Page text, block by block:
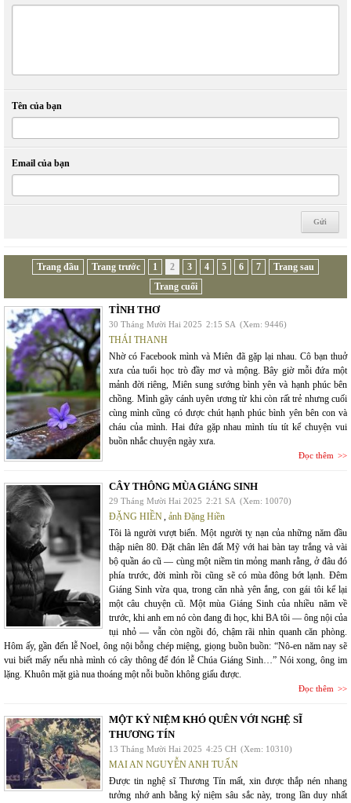
Tên của bạn
Email của bạn
Trang đầu Trang trước 1 2 3 4 5 6 7
Trang sau
Trang cuối
TÌNH THƠ
30 Tháng Mười Hai 2025 2:15 SA (Xem: 9446)
THÁI THANH
Nhờ có Facebook mình và Miên đã gặp lại nhau. Cô bạn thuở
xưa của tuổi học trò đầy mơ và mộng. Bây giờ mỗi đứa một
mảnh đời riêng, Miên sung sướng bình yên và hạnh phúc bên
chồng. Mình gãy cánh uyên ương từ khi còn rất trẻ nhưng cuối
cùng mình cũng có được chút hạnh phúc bình yên bên con và
cháu của mình. Hai đứa gặp nhau mình tíu tít kể chuyện vui
buồn nhắc chuyện ngày xưa.
Đọc thêm
CÂY THÔNG MÙA GIÁNG SINH
29 Tháng Mười Hai 2025 2:21 SA (Xem: 10070)
ĐẶNG HIỀN, ảnh Đặng Hiền
Tôi là người vượt biển. Một người tỵ nạn của những năm đầu
thập niên 80. Đặt chân lên đất Mỹ với hai bàn tay trắng và vài
bộ quần áo cũ — cùng một niềm tin mỏng manh rằng, ở đâu đó
phía trước, đời mình rồi cũng sẽ có mùa đông bớt lạnh. Đêm
Giáng Sinh vừa qua, trong căn nhà yên ắng, con gái tôi kể lại
một câu chuyện cũ. Một mùa Giáng Sinh của nhiều năm về
trước, khi anh em nó còn đang đi học, khi BA tôi — ông nội của
tụi nhỏ — vẫn còn ngồi đó, chậm rãi nhìn quanh căn phòng.
Hôm ấy, gần đến lễ Noel, ông nội bỗng chép miệng, giọng buồn buồn: “Nô-en năm nay sẽ
vui biết mấy nếu nhà mình có cây thông để đón lễ Chúa Giáng Sinh…” Nói xong, ông im
lặng. Khuôn mặt già nua thoáng một nỗi buồn không giấu được.
Đọc thêm
MỘT KỶ NIỆM KHÓ QUÊN VỚI NGHỆ SĨ
THƯƠNG TÍN
13 Tháng Mười Hai 2025 4:25 CH (Xem: 10310)
MAI AN NGUYỄN ANH TUẤN
Được tin nghệ sĩ Thương Tín mất, xin được thắp nén nhang
tưởng nhớ anh bằng kỷ niệm sâu sắc này, trong lần duy nhất